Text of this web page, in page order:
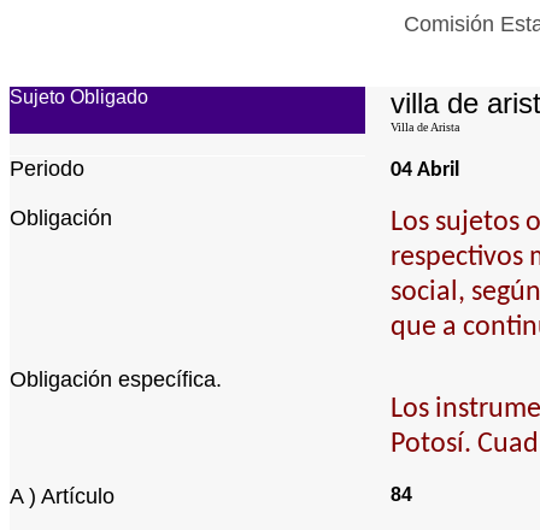
Comisión
Sujeto Obligado villa de
Villa de Arista
Periodo 04 Abril
Obligación
Los sujetos
respectivos
social,
que a
Obligación específica.
Los
Potosí.
A ) Artículo 84